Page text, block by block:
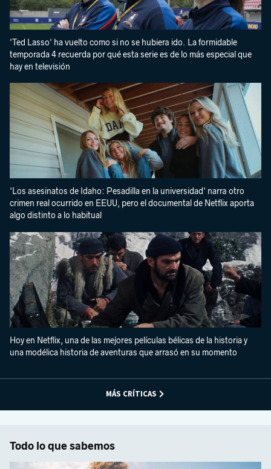
'Ted Lasso' ha vuelto como si no se hubiera ido. La formidable
temporada 4 recuerda por qué esta serie es de lo más especial que
hay en televisión
'Los asesinatos de Idaho: Pesadilla en la universidad' narra otro
crimen real ocurrido en EEUU, pero el documental de Netflix aporta
algo distinto a lo habitual
Hoy en Netflix, una de las mejores películas bélicas de la historia y
una modélica historia de aventuras que arrasó en su momento
MÁS CRÍTICAS
Todo lo que sabemos